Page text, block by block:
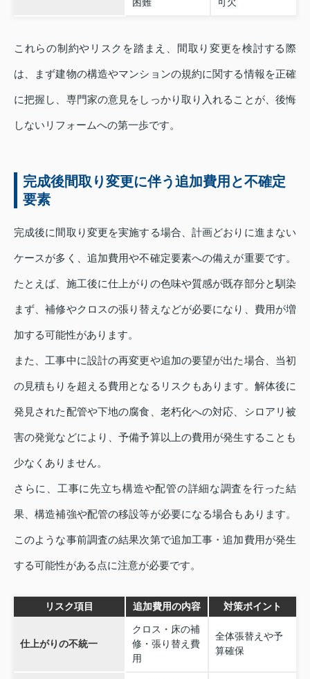
困難
可欠
これらの制約やリスクを踏まえ、間取り変更を検討する際
は、まず建物の構造やマンションの規約に関する情報を正確
に把握し、専門家の意見をしっかり取り入れることが、後悔
しないリフォームへの第一歩です。
完成後間取り変更に伴う追加費用と不確定
要素
完成後に間取り変更を実施する場合、計画どおりに進まない
ケースが多く、追加費用や不確定要素への備えが重要です。
たとえば、施工後に仕上がりの色味や質感が既存部分と馴染
まず、補修やクロスの張り替えなどが必要になり、費用が増
加する可能性があります。
また、工事中に設計の再変更や追加の要望が出た場合、当初
の見積もりを超える費用となるリスクもあります。解体後に
発見された配管や下地の腐食、老朽化への対応、シロアリ被
害の発覚などにより、予備予算以上の費用が発生することも
少なくありません。
さらに、工事に先立ち構造や配管の詳細な調査を行った結
果、構造補強や配管の移設等が必要になる場合もあります。
このような事前調査の結果次第で追加工事・追加費用が発生
する可能性がある点に注意が必要です。
リスク項目 追加費用の内容 対策ポイント
仕上がりの不統一
クロス・床の補
修・張り替え費
用
全体張替えや予
算確保